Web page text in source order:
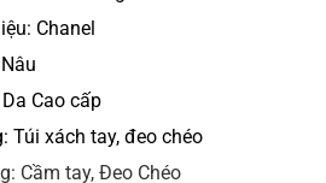
850.000 VND.
Chanel
Cao cấp
Túi xách tay, đeo chéo
Cầm tay, Đeo Chéo